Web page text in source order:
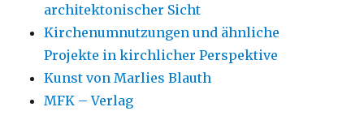
architektonischer Sicht
Kirchenumnutzungen und ähnliche
Projekte in kirchlicher Perspektive
Kunst von Marlies Blauth
MFK – Verlag